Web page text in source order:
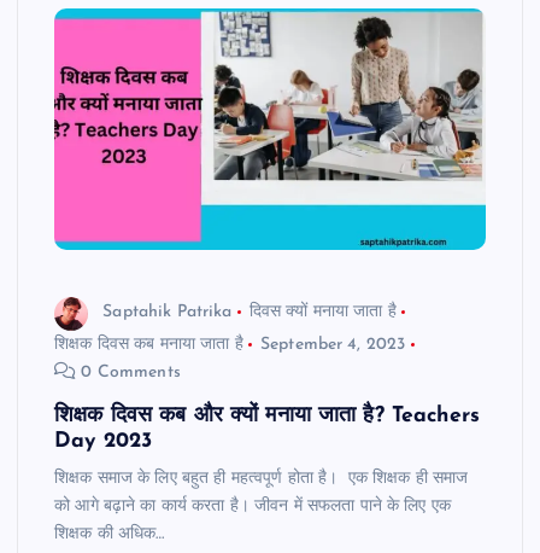
Saptahik Patrika
दिवस क्यों मनाया जाता है
शिक्षक दिवस कब मनाया जाता है
September 4, 2023
0 Comments
शिक्षक दिवस कब और क्यों मनाया जाता है? Teachers
Day 2023
शिक्षक समाज के लिए बहुत ही महत्वपूर्ण होता है। एक शिक्षक ही समाज
को आगे बढ़ाने का कार्य करता है। जीवन में सफलता पाने के लिए एक
शिक्षक की अधिक…